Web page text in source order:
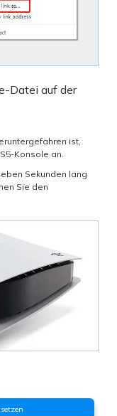
Datei auf der
ist,
Konsole an.
Sekunden lang
Sie den